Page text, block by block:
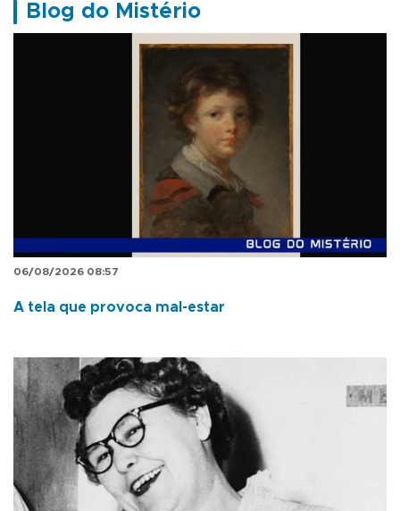
Blog do Mistério
06/08/2026 08:57
A tela que provoca mal-estar